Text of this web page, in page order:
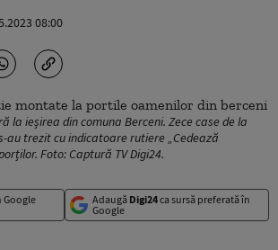
08:00
la ieșirea din comuna Berceni. Zece case de la
au trezit cu indicatoare rutiere „Cedează
Foto: Captură TV Digi24.
Google
Adaugă Digi24ca sursă preferată în
Google